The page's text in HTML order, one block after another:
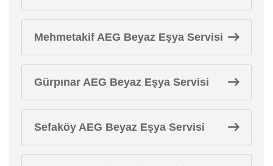
Mehmetakif AEG Beyaz Eşya Servisi
Gürpınar AEG Beyaz Eşya Servisi
Sefaköy AEG Beyaz Eşya Servisi